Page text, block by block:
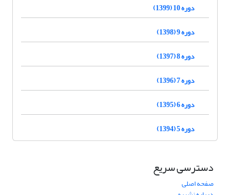
دوره 10 (1399)
دوره 9 (1398)
دوره 8 (1397)
دوره 7 (1396)
دوره 6 (1395)
دوره 5 (1394)
دسترسی سریع
صفحه اصلی